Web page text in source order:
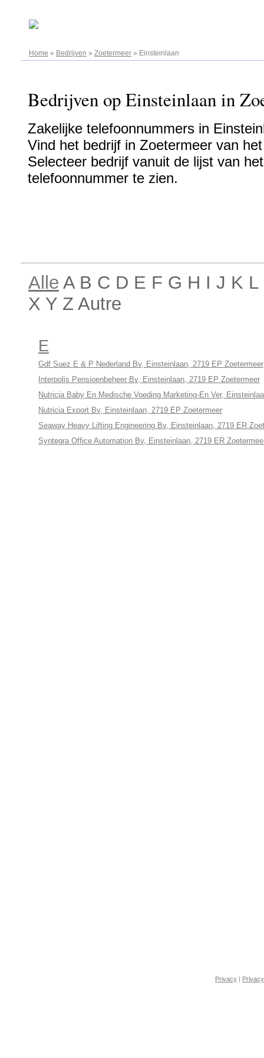
Home » Bedrijven » Zoetermeer » Einsteinlaan
Bedrijven op Einsteinlaan in
Zakelijke telefoonnummers in
Vind het bedrijf in Zoetermeer van
Selecteer bedrijf vanuit de lijst van
telefoonnummer te zien.
Alle A B C D E F G H I J K
X Y Z Autre
E
Gdf Suez E & P Nederland Bv, Einsteinlaan, 2719 EP Zoetermeer
Interpolis Pensioenbeheer Bv, Einsteinlaan, 2719 EP Zoetermeer
Nutricia Baby En Medische Voeding Marketing-En Ver,
Nutricia Export Bv, Einsteinlaan, 2719 EP Zoetermeer
Seaway Heavy Lifting Engineering Bv, Einsteinlaan, 2719 ER
Syntegra Office Automation Bv, Einsteinlaan, 2719 ER
Privacy |